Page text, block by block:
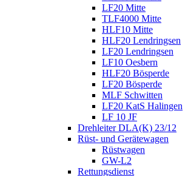
LF20 Mitte
TLF4000 Mitte
HLF10 Mitte
HLF20 Lendringsen
LF20 Lendringsen
LF10 Oesbern
HLF20 Bösperde
LF20 Bösperde
MLF Schwitten
LF20 KatS Halingen
LF 10 JF
Drehleiter DLA(K) 23/12
Rüst- und Gerätewagen
Rüstwagen
GW-L2
Rettungsdienst